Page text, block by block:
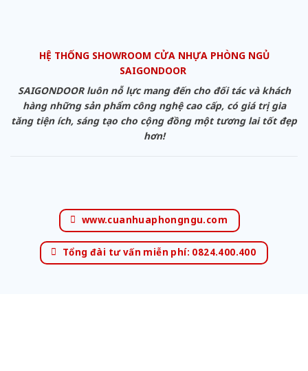
HỆ THỐNG SHOWROOM CỬA NHỰA PHÒNG NGỦ
SAIGONDOOR
SAIGONDOOR luôn nỗ lực mang đến cho đối tác và khách
hàng những sản phẩm công nghệ cao cấp, có giá trị gia
tăng tiện ích, sáng tạo cho cộng đồng một tương lai tốt đẹp
hơn!
www.cuanhuaphongngu.com
Tổng đài tư vấn miễn phí: 0824.400.400